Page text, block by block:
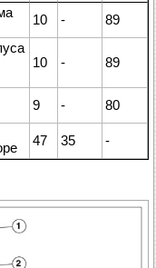
10 -
89
10 - 89
9 -
80
47 35 -